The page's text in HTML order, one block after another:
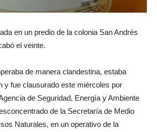
en un predio de la colonia San Andrés
el veinte.
de manera clandestina, estaba
y fue clausurado este miércoles por
de Seguridad, Energía y Ambiente
de la Secretaría de Medio
Naturales, en un operativo de la